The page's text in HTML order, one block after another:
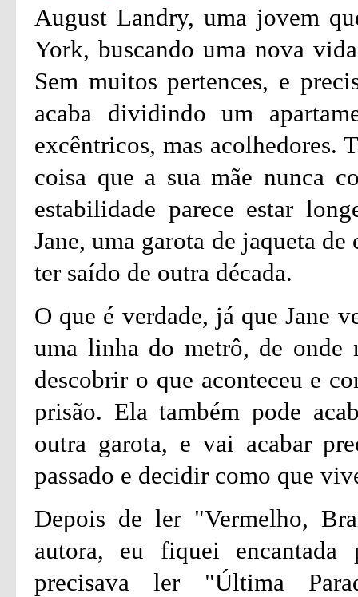
August Landry, uma jovem
York, buscando uma nova
Sem muitos pertences, e
acaba dividindo um
excêntricos, mas acolhedores.
coisa que a sua mãe nunca
estabilidade parece estar
Jane, uma garota de jaqueta de
ter saído de outra década.
O que é verdade, já que Jane
uma linha do metrô, de onde
descobrir o que aconteceu e
prisão. Ela também pode
outra garota, e vai acabar
passado e decidir como que
Depois de ler "Vermelho,
autora, eu fiquei
precisava ler "Última